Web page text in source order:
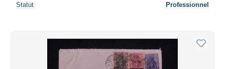
Statut Professionnel